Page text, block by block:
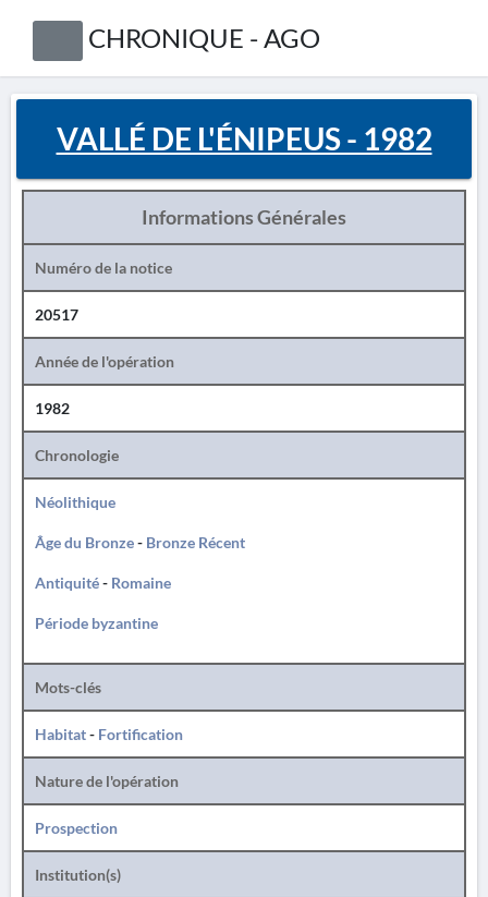
CHRONIQUE - AGO
VALLÉ DE L'ÉNIPEUS - 1982
Informations Générales
Numéro de la notice
20517
Année de l'opération
1982
Chronologie
Néolithique
Âge du Bronze- Bronze Récent
Antiquité- Romaine
Période byzantine
Mots-clés
Habitat- Fortification
Nature de l'opération
Prospection
Institution(s)